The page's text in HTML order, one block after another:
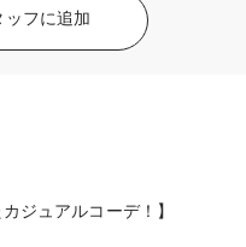
ッフに追加
ジュアルコーデ！】